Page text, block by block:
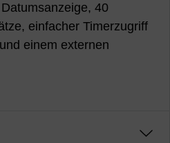
40
einfacher Timerzugriff
einem externen